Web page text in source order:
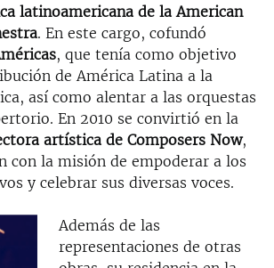
latinoamericana de la American
. En este cargo, cofundó
, que tenía como objetivo
de América Latina a la
así como alentar a las orquestas
En 2010 se convirtió en la
artística de Composers Now,
con la misión de empoderar a los
y celebrar sus diversas voces.
Además de las
representaciones de otras